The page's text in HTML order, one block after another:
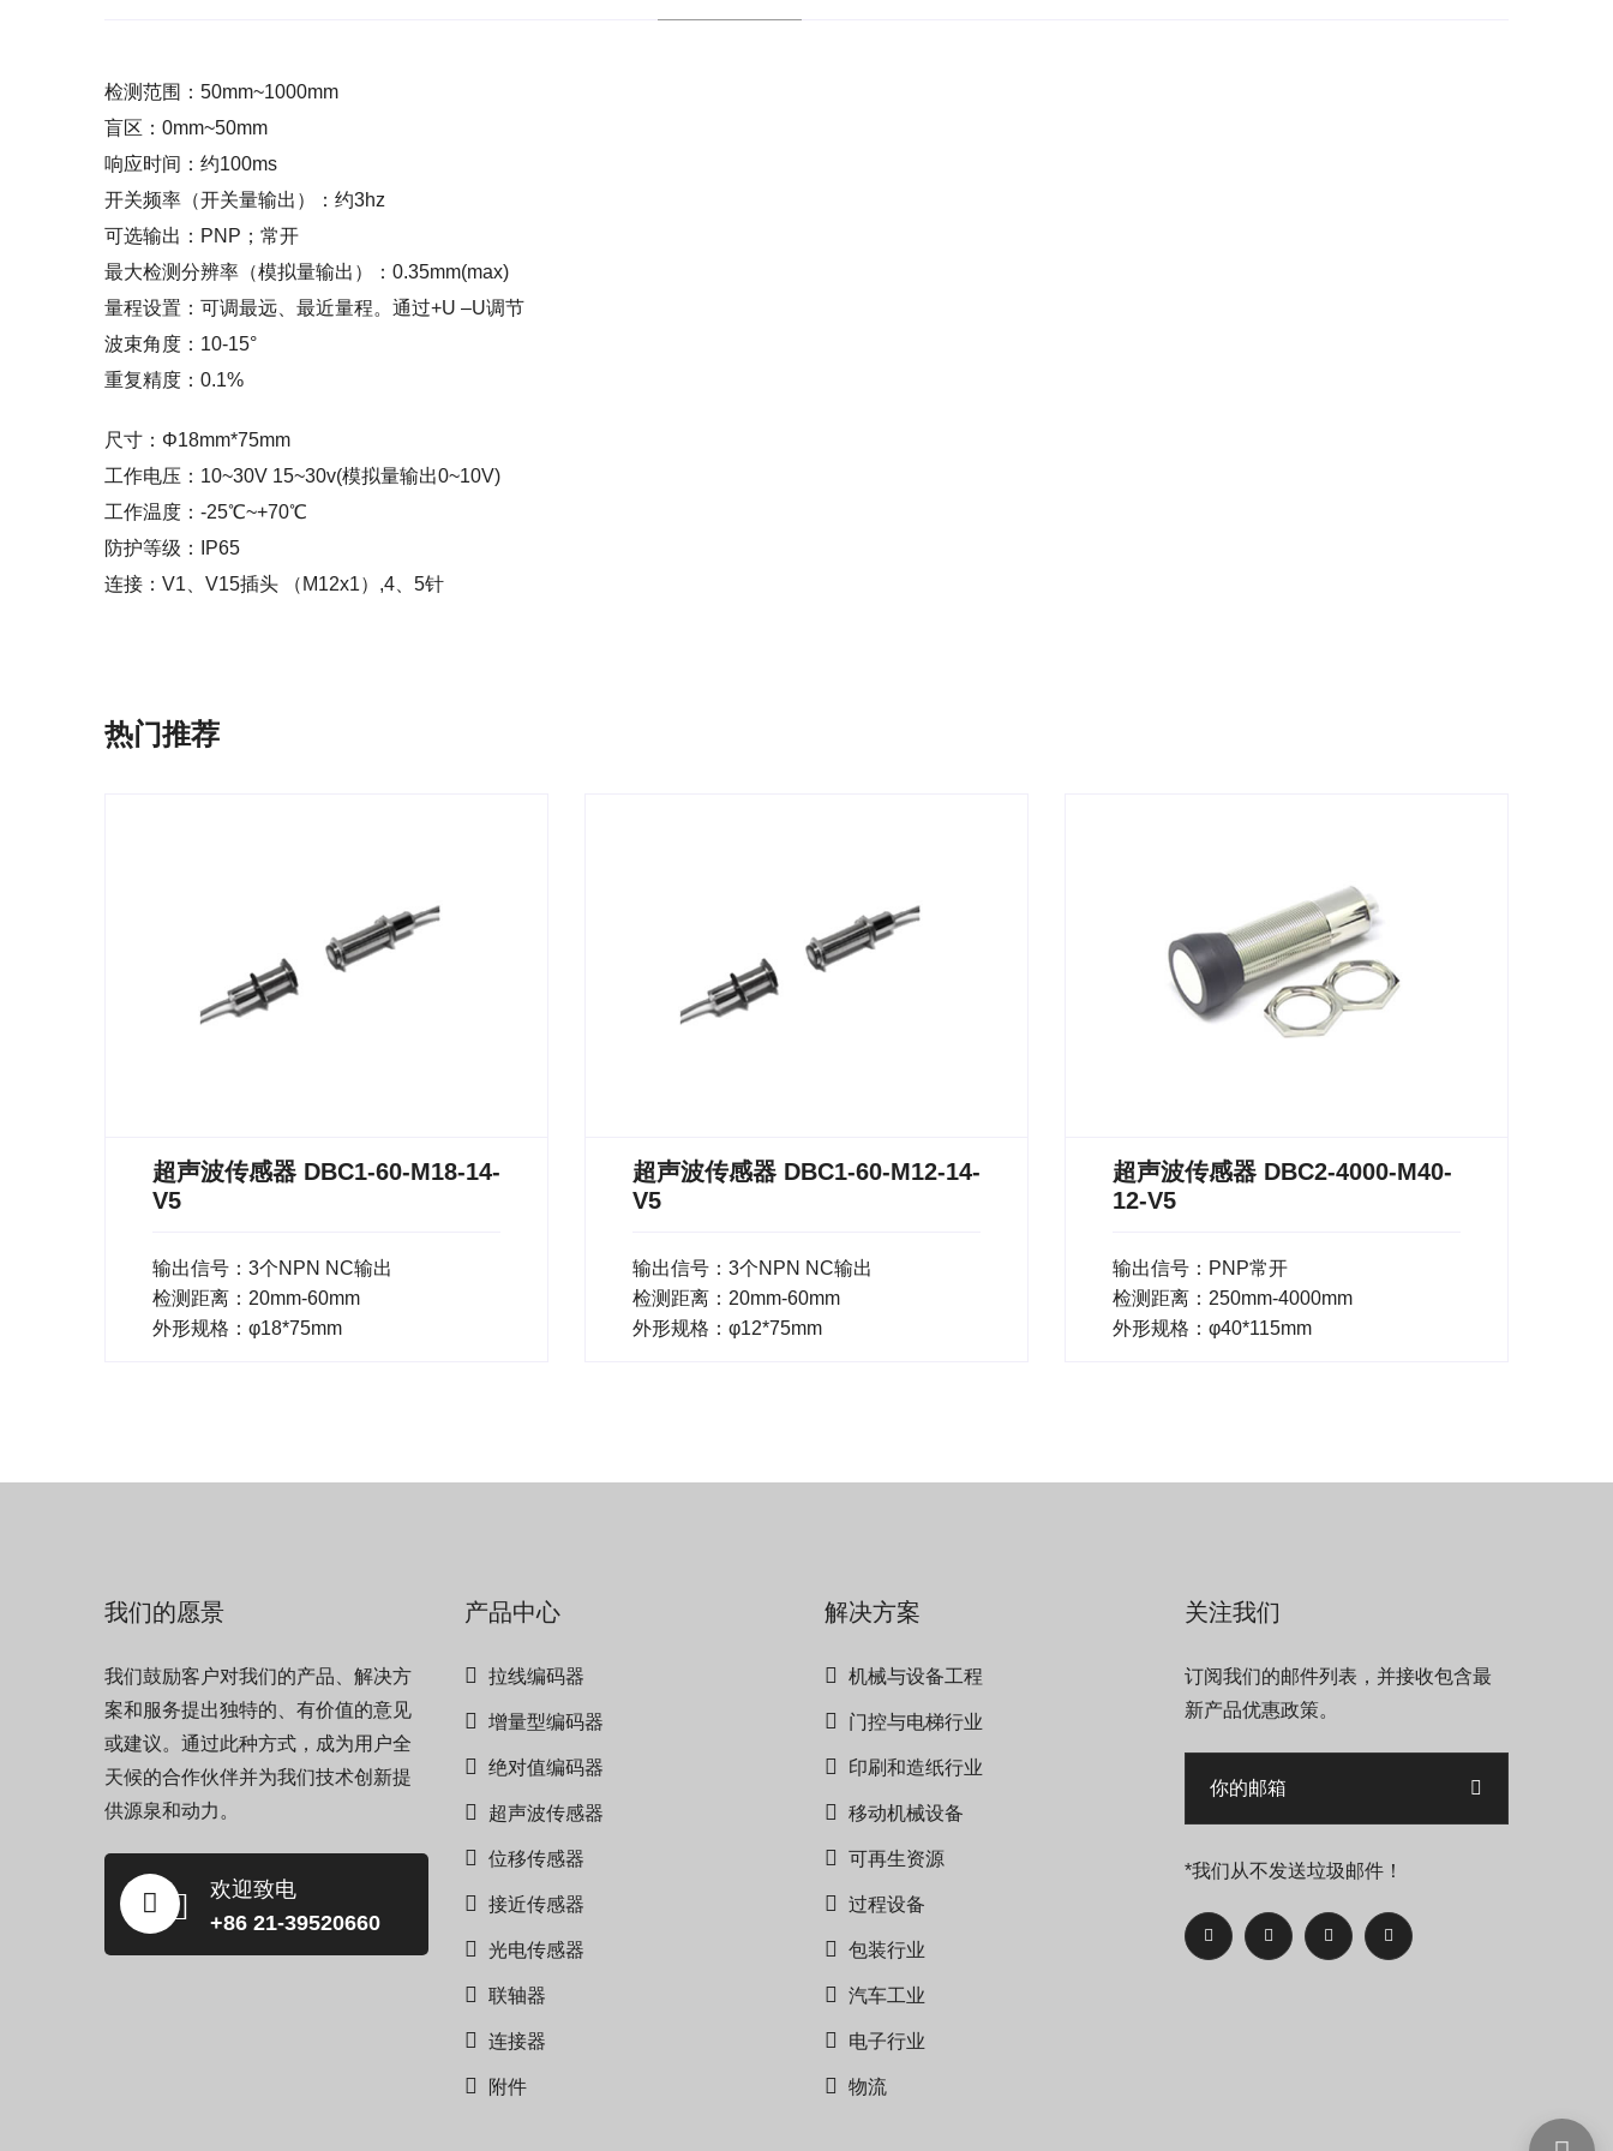
检测范围：50mm~1000mm
盲区：0mm~50mm
响应时间：约100ms
开关频率（开关量输出）：约3hz
可选输出：PNP；常开
最大检测分辨率（模拟量输出）：0.35mm(max)
量程设置：可调最远、最近量程。通过+U –U调节
波束角度：10-15°
重复精度：0.1%
尺寸：Φ18mm*75mm
工作电压：10~30V 15~30v(模拟量输出0~10V)
工作温度：-25℃~+70℃
防护等级：IP65
连接：V1、V15插头 （M12x1）,4、5针
热门推荐
超声波传感器 DBC1-60-M18-14-
V5
输出信号：3个NPN NC输出
检测距离：20mm-60mm
外形规格：φ18*75mm
超声波传感器 DBC1-60-M12-14-
V5
输出信号：3个NPN NC输出
检测距离：20mm-60mm
外形规格：φ12*75mm
超声波传感器 DBC2-4000-M40-
12-V5
输出信号：PNP常开
检测距离：250mm-4000mm
外形规格：φ40*115mm
我们的愿景
我们鼓励客户对我们的产品、解决方
案和服务提出独特的、有价值的意见
或建议。通过此种方式，成为用户全
天候的合作伙伴并为我们技术创新提
供源泉和动力。
欢迎致电
+86 21-39520660
产品中心
拉线编码器
增量型编码器
绝对值编码器
超声波传感器
位移传感器
接近传感器
光电传感器
联轴器
连接器
附件
解决方案
机械与设备工程
门控与电梯行业
印刷和造纸行业
移动机械设备
可再生资源
过程设备
包装行业
汽车工业
电子行业
物流
关注我们
订阅我们的邮件列表，并接收包含最
新产品优惠政策。
*我们从不发送垃圾邮件！